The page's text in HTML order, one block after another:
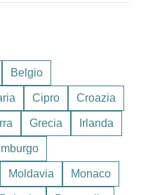
storici.
il percorso
in una settimana è
per under 28 e
i treni notturni stanno
Belgio
Cipro Croazia
Grecia Irlanda
Moldavia Monaco